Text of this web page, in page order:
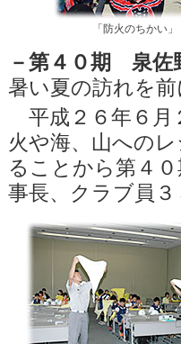
「防火のちかい」
－第４０期 泉佐
暑い夏の訪れを
平成２６年６月
火や海、山への
ることから第４
事長、クラブ員